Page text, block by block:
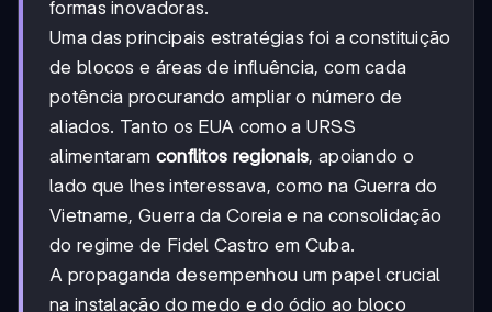
formas inovadoras.
Uma das principais estratégias foi a constituição
de blocos e áreas de influência, com cada
potência procurando ampliar o número de
aliados. Tanto os EUA como a URSS
alimentaram conflitos regionais, apoiando o
lado que lhes interessava, como na Guerra do
Vietname, Guerra da Coreia e na consolidação
do regime de Fidel Castro em Cuba.
A propaganda desempenhou um papel crucial
na instalação do medo e do ódio ao bloco